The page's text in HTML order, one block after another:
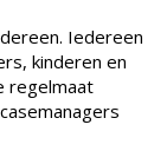
Iedereen
kinderen en
regelmaat